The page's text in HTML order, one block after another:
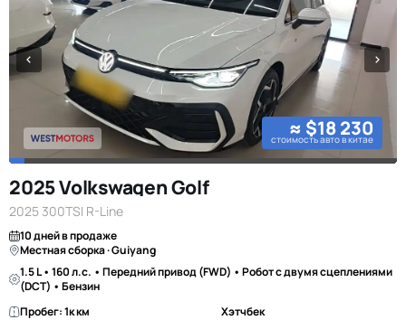
≈ $18 230
стоимость авто в китае
2025 Volkswagen Golf
2025 300TSI R-Line
10 дней в продаже
Местная сборка · Guiyang
1.5 L • 160 л.с. • Передний привод (FWD) • Робот с двумя сцеплениями
(DCT) • Бензин
Пробег: 1к км
Хэтчбек